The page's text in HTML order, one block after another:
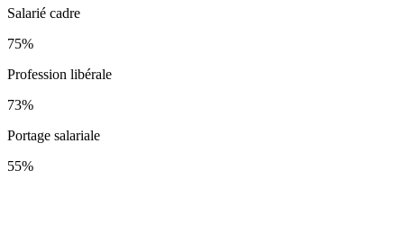
Salarié cadre
75%
Profession libérale
73%
Portage salariale
55%